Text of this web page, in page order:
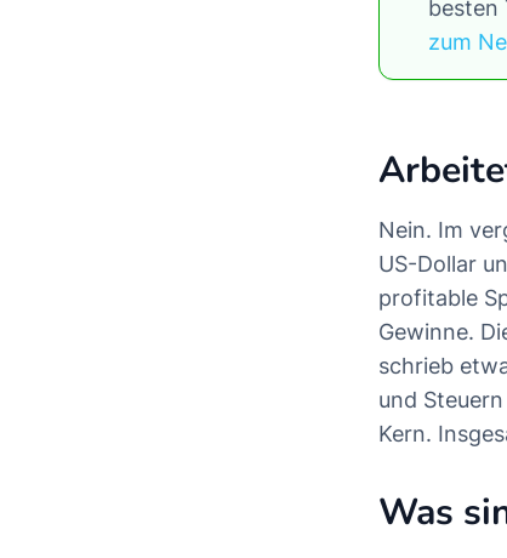
besten
zum
Nein. Im
US-Dollar
profitable
Gewinne.
schrieb
und
Kern.
Was